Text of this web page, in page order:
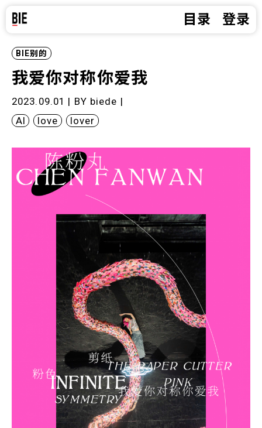
目录 登录
BIE别的
我爱你对称你爱我
2023.09.01 | BY biede |
AI
love lover